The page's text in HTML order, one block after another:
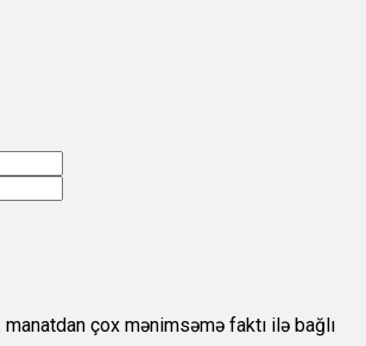
çox mənimsəmə faktı ilə bağlı